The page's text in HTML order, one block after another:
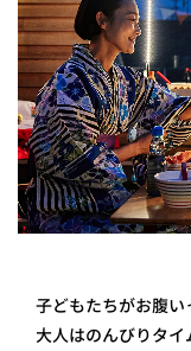
子どもたちがお腹い
大人はのんびりタ